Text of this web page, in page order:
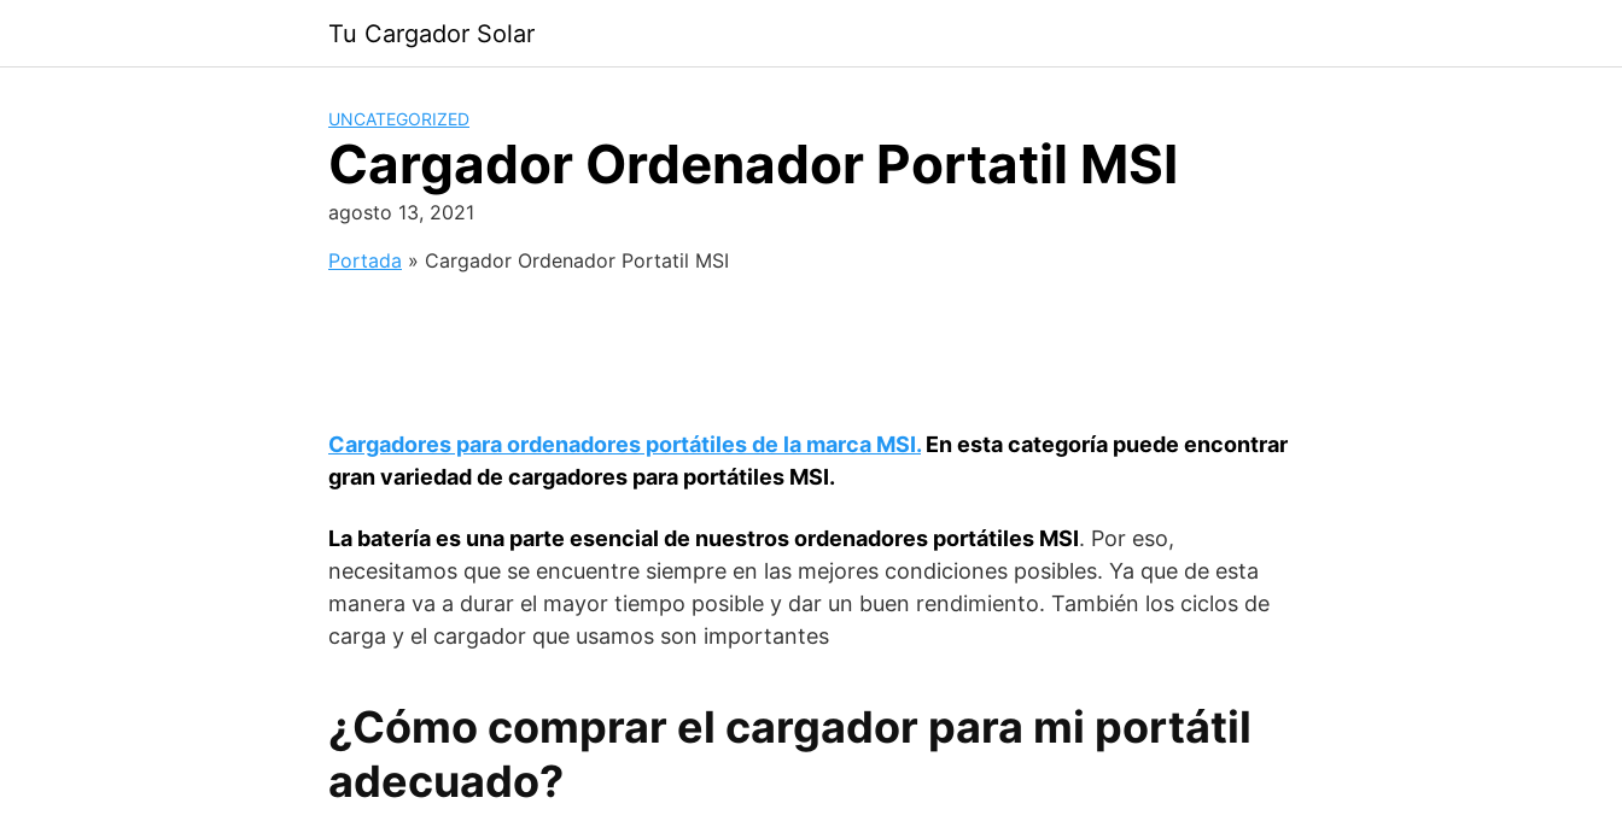
contenido
Tu Cargador Solar
UNCATEGORIZED
Cargador Ordenador Portatil MSI
agosto 13, 2021
Portada » Cargador Ordenador Portatil MSI
Cargadores para ordenadores portátiles de la marca MSI. En esta categoría puede encontrar
gran variedad de cargadores para portátiles MSI.
La batería es una parte esencial de nuestros ordenadores portátiles MSI. Por eso,
necesitamos que se encuentre siempre en las mejores condiciones posibles. Ya que de esta
manera va a durar el mayor tiempo posible y dar un buen rendimiento. También los ciclos de
carga y el cargador que usamos son importantes
¿Cómo comprar el cargador para mi portátil
adecuado?